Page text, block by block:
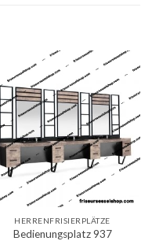
HERRENFRISIERPLÄTZE
Bedienungsplatz 937